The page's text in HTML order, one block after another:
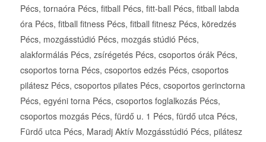
Pécs, tornaóra Pécs, fitball Pécs, fitt-ball Pécs, fitball labda
óra Pécs, fitball fitness Pécs, fitball fitnesz Pécs, köredzés
Pécs, mozgásstúdió Pécs, mozgás stúdió Pécs,
alakformálás Pécs, zsírégetés Pécs, csoportos órák Pécs,
csoportos torna Pécs, csoportos edzés Pécs, csoportos
pilátesz Pécs, csoportos pilates Pécs, csoportos gerinctorna
Pécs, egyéni torna Pécs, csoportos foglalkozás Pécs,
csoportos mozgás Pécs, fürdő u. 1 Pécs, fürdő utca Pécs,
Fürdő utca Pécs, Maradj Aktív Mozgásstúdió Pécs, pilátesz